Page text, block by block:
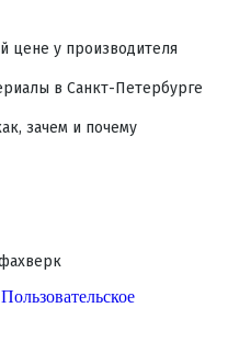
цене у производителя
в Санкт-Петербурге
зачем и почему
Пользовательское